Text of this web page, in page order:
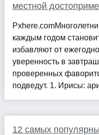
местной
каждым годом
избавляют от
уверенность в
проверенных
подведут. 1. Ирисы:
12 самых